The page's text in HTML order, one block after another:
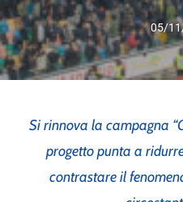
05/
Si rinnova la campagna
progetto punta a
contrastare il